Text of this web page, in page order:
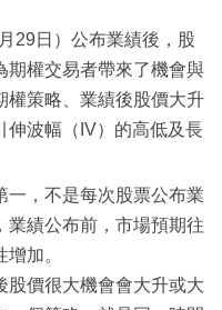
29日）公布業績後，股
期權交易者帶來了機會與
權策略、業績後股價大升
伸波幅（IV）的高低及長
一，不是每次股票公布業
業績公布前，市場預期往
加。
股價很大機會會大升或大